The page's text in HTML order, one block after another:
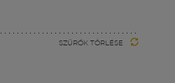
SZŰRŐK TÖRLÉSE